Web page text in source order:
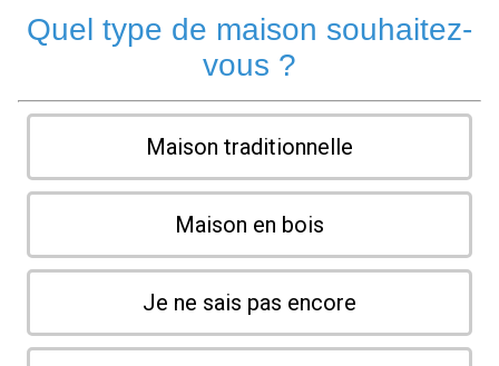
Quel type de maison souhaitez-
vous ?
Maison traditionnelle
Maison en bois
Je ne sais pas encore